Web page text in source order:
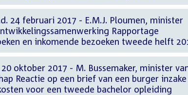
24 februari 2017 - E.M.J. Ploumen, minister
Rapportage
en inkomende bezoeken tweede helft
oktober 2017 - M. Bussemaker, minister
Reactie op een brief van een burger inzake
voor een tweede bachelor opleiding